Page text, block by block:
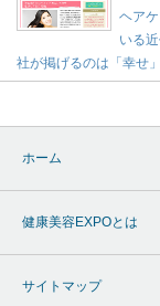
ヘア
いる
社が掲げるのは「幸せ
ホーム
健康美容EXPOとは
サイトマップ